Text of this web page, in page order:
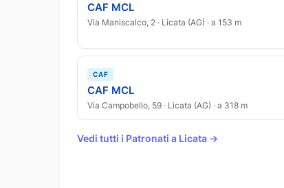
CAF MCL
Via Maniscalco, 2 · Licata (AG) · a 153 m
CAF
CAF MCL
Via Campobello, 59 · Licata (AG) · a 318 m
Vedi tutti i Patronati a Licata →